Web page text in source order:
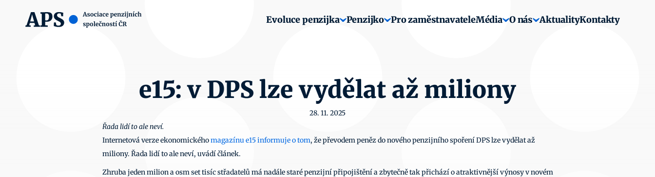
Evoluce penzijka Penzijko Pro zaměstnavateleMédia O nás AktualityKontakty
e15: v DPS lze vydělat až miliony
28. 11. 2025
Řada lidí to ale neví.
Internetová verze ekonomického magazínu e15 informuje o tom, že převodem peněz do nového penzijního spoření DPS lze vydělat až
miliony. Řada lidí to ale neví, uvádí článek.
Zhruba jeden milion a osm set tisíc střadatelů má nadále staré penzijní připojištění a zbytečně tak přichází o atraktivnější výnosy v novém